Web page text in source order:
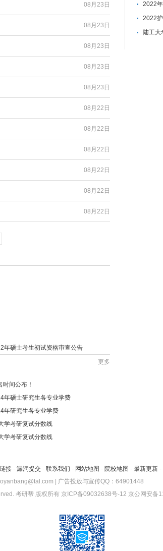
08月23日
08月23日
08月23日
08月23日
08月23日
08月22日
08月22日
08月22日
08月22日
08月22日
08月22日
年硕士考生初试资格审查公告
更多
间公布！
年硕士研究生各专业学费
年研究生各专业学费
学考研复试分数线
学考研复试分数线
2022
2022
陆工大
接 - 漏洞提交 - 联系我们 - 网站地图 - 院校地图 - 最新更新 -
| 广告投放与宣传QQ：64901448
考研帮 版权所有 京ICP备09032638号-12 京公网安备